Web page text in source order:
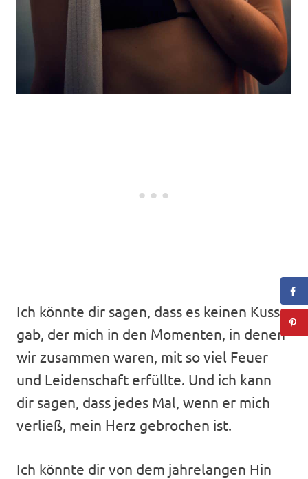
Ich könnte dir sagen, dass es keinen Kuss
gab, der mich in den Momenten, in denen
wir zusammen waren, mit so viel Feuer
und Leidenschaft erfüllte. Und ich kann
dir sagen, dass jedes Mal, wenn er mich
verließ, mein Herz gebrochen ist.
Ich könnte dir von dem jahrelangen Hin